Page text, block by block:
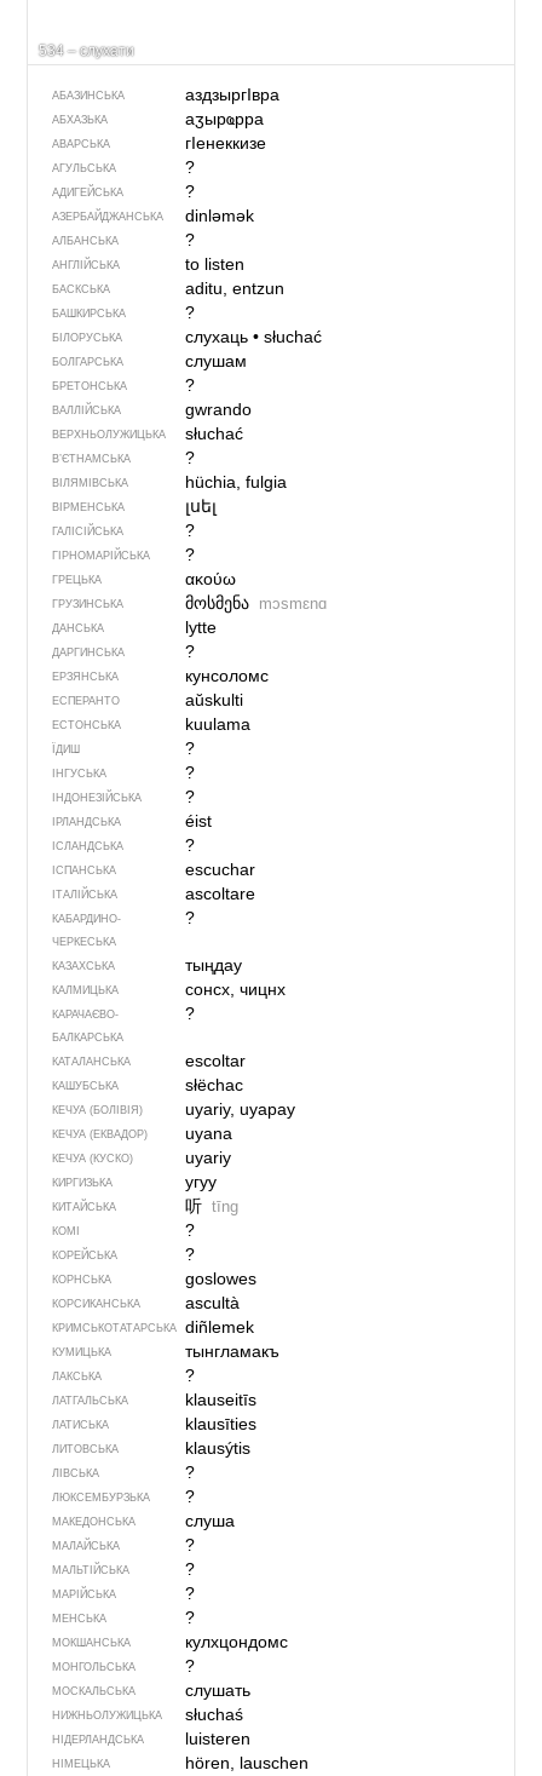
534 – слухати
АБАЗИНСЬКА аздзыр­гIвра
АБХАЗЬКА аӡырҩрра
АВАРСЬКА гIенеккизе
АГУЛЬСЬКА ?
АДИГЕЙСЬКА ?
АЗЕРБАЙДЖАНСЬКА dinləmək
АЛБАНСЬКА ?
АНГЛІЙСЬКА to listen
БАСКСЬКА aditu, entzun
БАШКИРСЬКА ?
БІЛОРУСЬКА слухаць• słuchać
БОЛГАРСЬКА слушам
БРЕТОНСЬКА ?
ВАЛЛІЙСЬКА gwrando
ВЕРХНЬОЛУЖИЦЬКА słuchać
В’ЄТНАМСЬКА ?
ВІЛЯМІВСЬКА hüchia, fulgia
ВІРМЕНСЬКА լսել
ГАЛІСІЙСЬКА ?
ГІРНОМАРІЙСЬКА ?
ГРЕЦЬКА ακούω
ГРУЗИНСЬКА მოსმენა mɔsmɛnɑ
ДАНСЬКА lytte
ДАРГИНСЬКА ?
ЕРЗЯНСЬКА кунсоломс
ЕСПЕРАНТО aŭskulti
ЕСТОНСЬКА kuulama
ЇДИШ ?
ІНГУСЬКА ?
ІНДОНЕЗІЙСЬКА ?
ІРЛАНДСЬКА éist
ІСЛАНДСЬКА ?
ІСПАНСЬКА escuchar
ІТАЛІЙСЬКА ascoltare
КАБАРДИНО-
ЧЕРКЕСЬКА
?
КАЗАХСЬКА тыңдау
КАЛМИЦЬКА сонсх, чицнх
КАРАЧАЄВО-
БАЛКАРСЬКА
?
КАТАЛАНСЬКА escoltar
КАШУБСЬКА słëchac
КЕЧУА (БОЛІВІЯ) uyariy, uyapay
КЕЧУА (ЕКВАДОР) uyana
КЕЧУА (КУСКО) uyariy
КИРГИЗЬКА угуу
КИТАЙСЬКА 听 tīng
КОМІ ?
КОРЕЙСЬКА ?
КОРНСЬКА goslowes
КОРСИКАНСЬКА ascultà
КРИМСЬКОТАТАРСЬКА diñlemek
КУМИЦЬКА тынгламакъ
ЛАКСЬКА ?
ЛАТГАЛЬСЬКА klauseitīs
ЛАТИСЬКА klausīties
ЛИТОВСЬКА klausýtis
ЛІВСЬКА ?
ЛЮКСЕМБУРЗЬКА ?
МАКЕДОНСЬКА слуша
МАЛАЙСЬКА ?
МАЛЬТІЙСЬКА ?
МАРІЙСЬКА ?
МЕНСЬКА ?
МОКШАНСЬКА кулхцондомс
МОНГОЛЬСЬКА ?
МОСКАЛЬСЬКА слушать
НИЖНЬОЛУЖИЦЬКА słuchaś
НІДЕРЛАНДСЬКА luisteren
НІМЕЦЬКА hören, lauschen